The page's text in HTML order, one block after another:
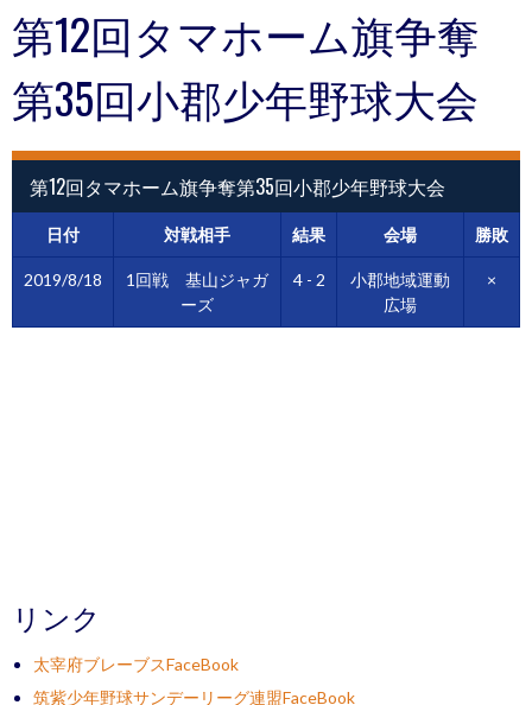
第12回タマホーム旗争奪
第35回小郡少年野球大会
第12回タマホーム旗争奪第35回小郡少年野球大会
日付 対戦相手 結果 会場 勝敗
2019/8/18
1回戦 基山ジャガ
ーズ
4 - 2
小郡地域運動
広場
×
リンク
太宰府ブレーブスFaceBook
筑紫少年野球サンデーリーグ連盟FaceBook